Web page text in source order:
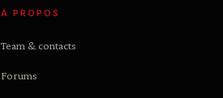
À PROPOS
Team & contacts
Forums